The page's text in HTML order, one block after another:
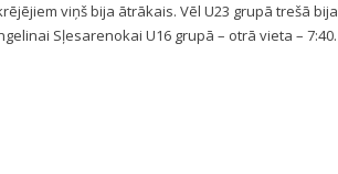
viņš bija ātrākais. Vēl U23 grupā trešā bija
Sļesarenokai U16 grupā – otrā vieta – 7:40.